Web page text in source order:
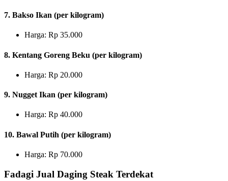
7. Bakso Ikan (per kilogram)
Harga: Rp 35.000
8. Kentang Goreng Beku (per kilogram)
Harga: Rp 20.000
9. Nugget Ikan (per kilogram)
Harga: Rp 40.000
10. Bawal Putih (per kilogram)
Harga: Rp 70.000
Fadagi Jual Daging Steak Terdekat